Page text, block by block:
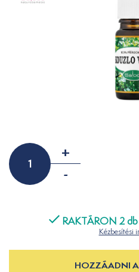
+
-
RAKTÁRON 2
Kézbesítési
HOZZÁADNI